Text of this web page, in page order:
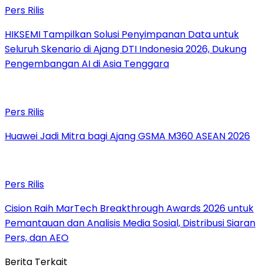
Pers Rilis
HIKSEMI Tampilkan Solusi Penyimpanan Data untuk
Seluruh Skenario di Ajang DTI Indonesia 2026, Dukung
Pengembangan AI di Asia Tenggara
Pers Rilis
Huawei Jadi Mitra bagi Ajang GSMA M360 ASEAN 2026
Pers Rilis
Cision Raih MarTech Breakthrough Awards 2026 untuk
Pemantauan dan Analisis Media Sosial, Distribusi Siaran
Pers, dan AEO
Berita Terkait